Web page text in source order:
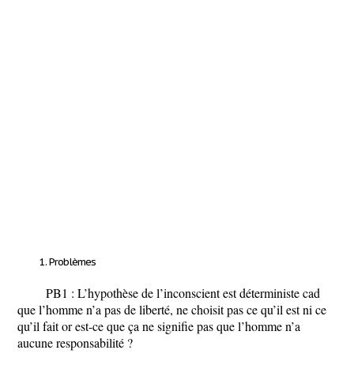
Problèmes
PB1 : L’hypothèse de l’inconscient est déterministe cad
que l’homme n’a pas de liberté, ne choisit pas ce qu’il est ni ce
qu’il fait or est-ce que ça ne signifie pas que l’homme n’a
aucune responsabilité ?